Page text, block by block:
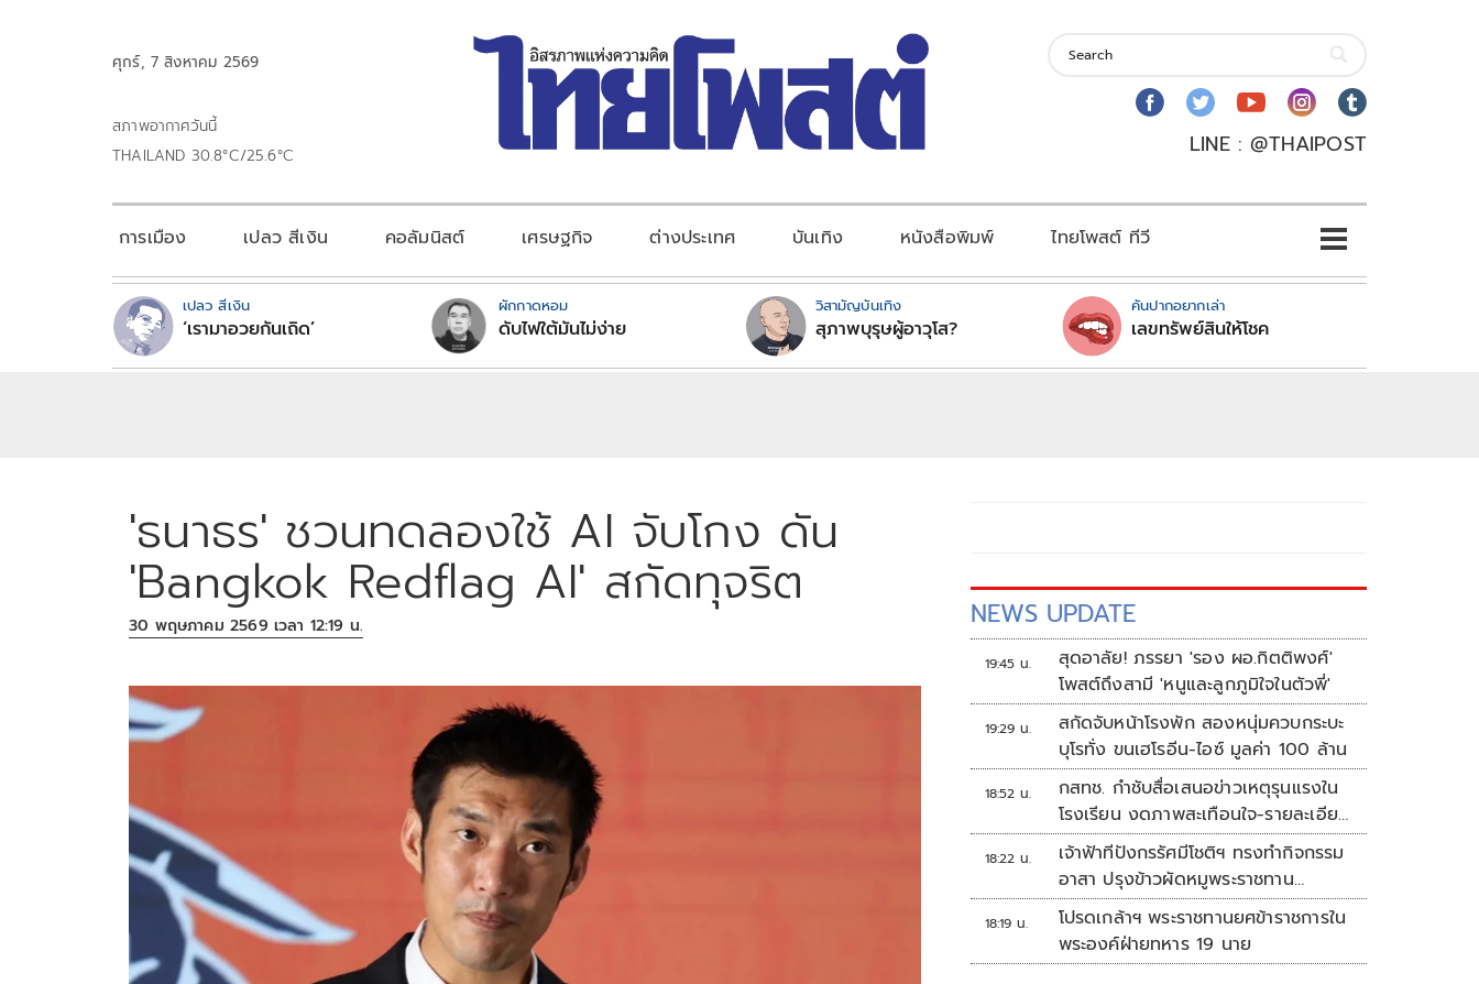
ศุกร์, 7 สิงหาคม 2569
สภาพอากาศวันนี้
THAILAND 30.8°C/25.6°C
LINE : @THAIPOST
การเมือง เปลว สีเงิน คอลัมนิสต์ เศรษฐกิจ ต่างประเทศ บันเทิง หนังสือพิมพ์ ไทยโพสต์ ทีวี
เปลว สีเงิน
‘เรามาอวยกันเถิด’
ผักกาดหอม
ดับไฟใต้มันไม่ง่าย
วิสามัญบันเทิง
สุภาพบุรุษผู้อาวุโส?
คันปากอยากเล่า
เลขทรัพย์สินให้โชค
'ธนาธร' ชวนทดลองใช้ AI จับโกง ดัน
'Bangkok Redflag AI' สกัดทุจริต
30 พฤษภาคม 2569 เวลา 12:19 น. NEWS UPDATE
19:45 น.
สุดอาลัย! ภรรยา 'รอง ผอ.กิตติพงศ์'
โพสต์ถึงสามี 'หนูและลูกภูมิใจในตัวพี่'
19:29 น.
สกัดจับหน้าโรงพัก สองหนุ่มควบกระบะ
บุโรทั่ง ขนเฮโรอีน-ไอซ์ มูลค่า 100 ล้าน
18:52 น.
กสทช. กำชับสื่อเสนอข่าวเหตุรุนแรงใน
โรงเรียน งดภาพสะเทือนใจ-รายละเอียด
เสี่ยงเลียนแบบ
18:22 น.
เจ้าฟ้าทีปังกรรัศมีโชติฯ ทรงทำกิจกรรม
อาสา ปรุงข้าวผัดหมูพระราชทาน
ประชาชน
18:19 น.
โปรดเกล้าฯ พระราชทานยศข้าราชการใน
พระองค์ฝ่ายทหาร 19 นาย